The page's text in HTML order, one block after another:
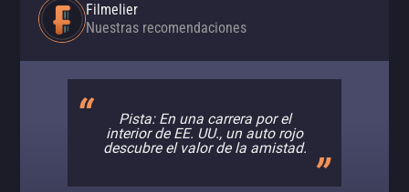
Filmelier
Nuestras recomendaciones
Pista: En una carrera por el
interior de EE. UU., un auto rojo
descubre el valor de la amistad.